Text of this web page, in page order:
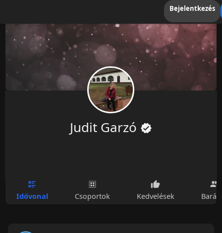
Bejelentkezés
Judit Garzó
Idővonal Csoportok Kedvelések